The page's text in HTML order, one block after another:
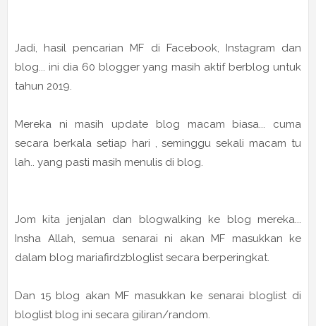
Jadi, hasil pencarian MF di Facebook, Instagram dan
blog... ini dia 60 blogger yang masih aktif berblog untuk
tahun 2019.
Mereka ni masih update blog macam biasa... cuma
secara berkala setiap hari , seminggu sekali macam tu
lah.. yang pasti masih menulis di blog.
Jom kita jenjalan dan blogwalking ke blog mereka...
Insha Allah, semua senarai ni akan MF masukkan ke
dalam blog mariafirdzbloglist secara berperingkat.
Dan 15 blog akan MF masukkan ke senarai bloglist di
bloglist blog ini secara giliran/random.